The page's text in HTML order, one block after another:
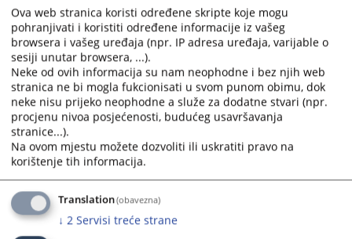
Općinski sud u Tešnju
Institution name :
Općinski sud u Tešnju
Address:
Krndija bb, 74 260 Tešanj
Phone:
032 650 101
Fax:
032 652 021
Adresa elektronske pošte:
opsud-tesanj@pravosudje.ba
Web stranica:
https://opsud-tesanj.pravosudje.ba
Working hours:
07:00-15:00
Predsjednik:
Irma Blambić
Potvrde koje se mogu dobiti u sudu:
Public Relations Representative:
Alem Bradarić
Contact phone for public relations:
Ova web stranica koristi određene skripte koje mogu
pohranjivati i koristiti određene informacije iz vašeg
browsera i vašeg uređaja (npr. IP adresa uređaja, varijable o
sesiji unutar browsera, ...).
Neke od ovih informacija su nam neophodne i bez njih web
stranica ne bi mogla fukcionisati u svom punom obimu, dok
neke nisu prijeko neophodne a služe za dodatne stvari (npr.
procjenu nivoa posjećenosti, budućeg usavršavanja
stranice...).
Na ovom mjestu možete dozvoliti ili uskratiti pravo na
korištenje tih informacija.
Translation(obavezna)
↓ 2 Servisi treće strane